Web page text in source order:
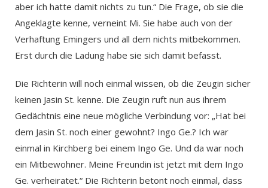
aber ich hatte damit nichts zu tun.“ Die Frage, ob sie die
Angeklagte kenne, verneint Mi. Sie habe auch von der
Verhaftung Emingers und all dem nichts mitbekommen.
Erst durch die Ladung habe sie sich damit befasst.
Die Richterin will noch einmal wissen, ob die Zeugin sicher
keinen Jasin St. kenne. Die Zeugin ruft nun aus ihrem
Gedächtnis eine neue mögliche Verbindung vor: „Hat bei
dem Jasin St. noch einer gewohnt? Ingo Ge.? Ich war
einmal in Kirchberg bei einem Ingo Ge. Und da war noch
ein Mitbewohner. Meine Freundin ist jetzt mit dem Ingo
Ge. verheiratet.“ Die Richterin betont noch einmal, dass